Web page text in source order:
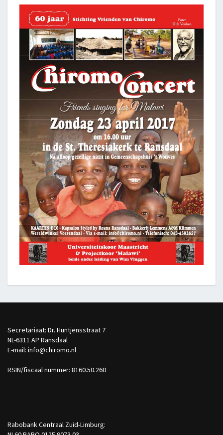
Secretariaat: Dr. Huntjensstraat 7
NL-6311 AP Ransdaal
E-mail: info@chiromo.nl
RSIN/fiscaal nummer: 8160.50.260
Rabobank Centraal Zuid-Limburg: